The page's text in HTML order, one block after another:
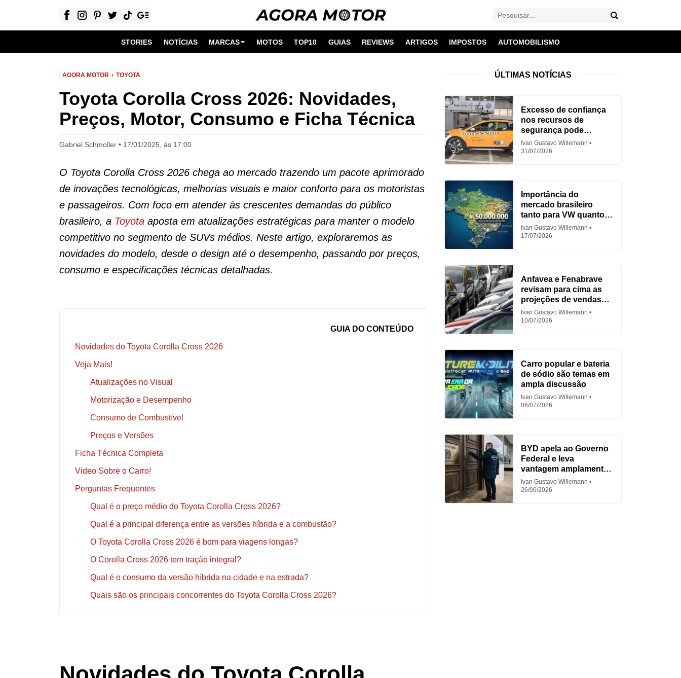
STORIES NOTÍCIAS MARCAS MOTOS TOP10 GUIAS REVIEWS ARTIGOS IMPOSTOS AUTOMOBILISMO
AGORA MOTOR TOYOTA
Toyota Corolla Cross 2026: Novidades,
Preços, Motor, Consumo e Ficha Técnica
Gabriel Schmoller 17/01/2025, às 17:00
O Toyota Corolla Cross 2026 chega ao mercado trazendo um pacote aprimorado
de inovações tecnológicas, melhorias visuais e maior conforto para os motoristas
e passageiros. Com foco em atender às crescentes demandas do público
brasileiro, a Toyota aposta em atualizações estratégicas para manter o modelo
competitivo no segmento de SUVs médios. Neste artigo, exploraremos as
novidades do modelo, desde o design até o desempenho, passando por preços,
consumo e especificações técnicas detalhadas.
GUIA DO CONTEÚDO
Novidades do Toyota Corolla Cross 2026
Veja Mais!
Atualizações no Visual
Motorização e Desempenho
Consumo de Combustível
Preços e Versões
Ficha Técnica Completa
Video Sobre o Carro!
Perguntas Frequentes
Qual é o preço médio do Toyota Corolla Cross 2026?
Qual é a principal diferença entre as versões híbrida e a combustão?
O Toyota Corolla Cross 2026 é bom para viagens longas?
O Corolla Cross 2026 tem tração integral?
Qual é o consumo da versão híbrida na cidade e na estrada?
Quais são os principais concorrentes do Toyota Corolla Cross 2026?
ÚLTIMAS NOTÍCIAS
Excesso de confiança
nos recursos de
segurança pode
aumentar acidentes
Ivan Gustavo Willemann
31/07/2026
Importância do
mercado brasileiro
tanto para VW quanto
para Fiat
Ivan Gustavo Willemann
17/07/2026
Anfavea e Fenabrave
revisam para cima as
projeções de vendas
em 2026
Ivan Gustavo Willemann
10/07/2026
Carro popular e bateria
de sódio são temas em
ampla discussão
Ivan Gustavo Willemann
06/07/2026
BYD apela ao Governo
Federal e leva
vantagem amplamente
criticada
Ivan Gustavo Willemann
26/06/2026